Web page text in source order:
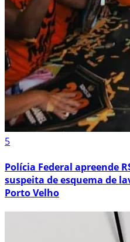
5
Polícia Federal apreende
suspeita de esquema de
Porto Velho